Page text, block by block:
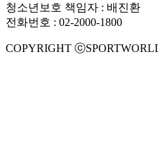
청소년보호 책임자 : 배진환
전화번호 : 02-2000-1800
COPYRIGHT